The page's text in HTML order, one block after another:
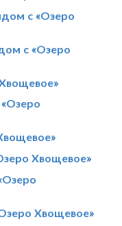
с «Озеро
с «Озеро
Хвощевое»
Хвощевое»